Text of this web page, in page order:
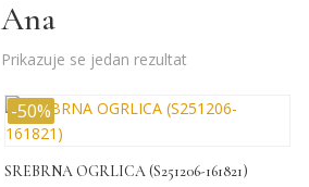
Ana
Prikazuje se jedan rezultat
-50%
SREBRNA OGRLICA (S251206-161821)